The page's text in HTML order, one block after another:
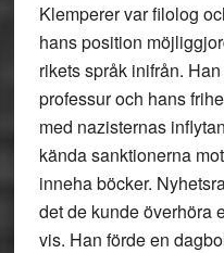
Klemperer var filolog
hans position
rikets språk inifrån.
professur och hans
med nazisternas
kända sanktionerna
inneha böcker.
det de kunde överhöra
vis. Han förde en